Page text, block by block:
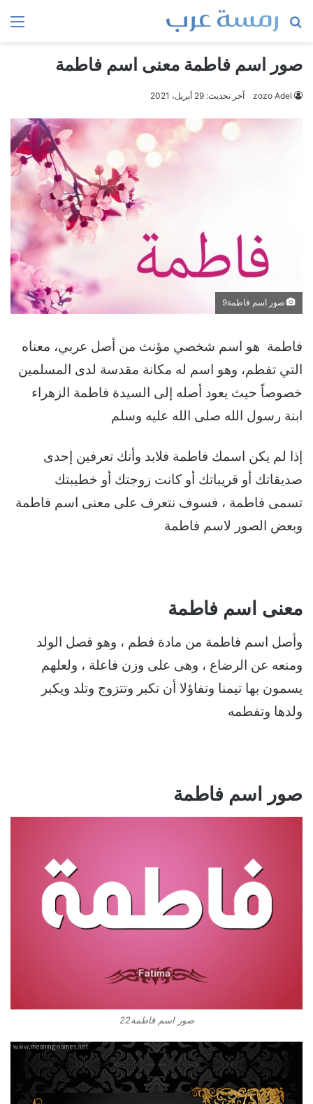
بحث
صور اسم فاطمة معنى اسم فاطمة
zozo Adel آخر تحديث: 29 أبريل، 2021
صور اسم فاطمة9
فاطمة ‏ هو اسم شخصي مؤنث من أصل عربي، معناه
التي تفطم، وهو اسم له مكانة مقدسة لدى المسلمين
خصوصاً حيث يعود أصله إلى السيدة فاطمة الزهراء
ابنة رسول الله صلى الله عليه وسلم
إذا لم يكن اسمك فاطمة فلابد وأنك تعرفين إحدى
صديقاتك أو قريباتك أو كانت زوجتك أو خطيبتك
تسمى فاطمة ، فسوف نتعرف على معنى اسم فاطمة
وبعض الصور لاسم فاطمة
معنى اسم فاطمة
وأصل اسم فاطمة من مادة فطم ، وهو فصل الولد
ومنعه عن الرضاع ، وهى على وزن فاعلة ، ولعلهم
يسمون بها تيمنا وتفاؤلا أن تكبر وتتزوج وتلد ويكبر
ولدها وتفطمه
صور اسم فاطمة
صور اسم فاطمة22